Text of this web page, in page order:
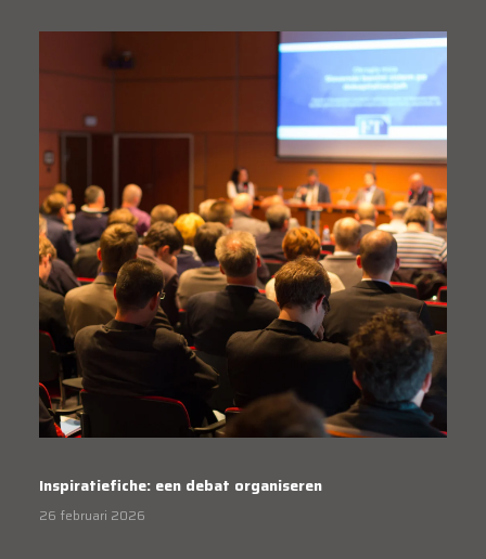
Inspiratiefiche: een debat organiseren
26 februari 2026